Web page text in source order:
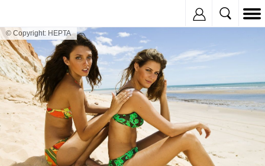
© Copyright: HEPTA